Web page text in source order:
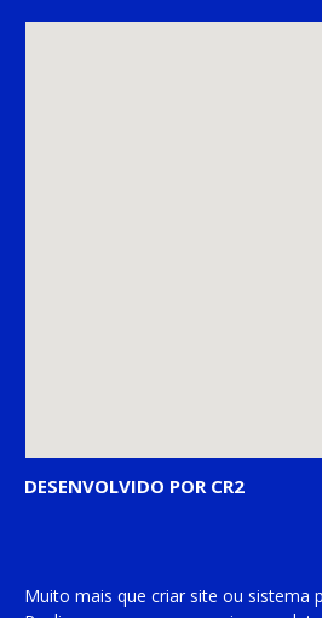
DESENVOLVIDO POR CR2
Muito mais que criar site ou sistema